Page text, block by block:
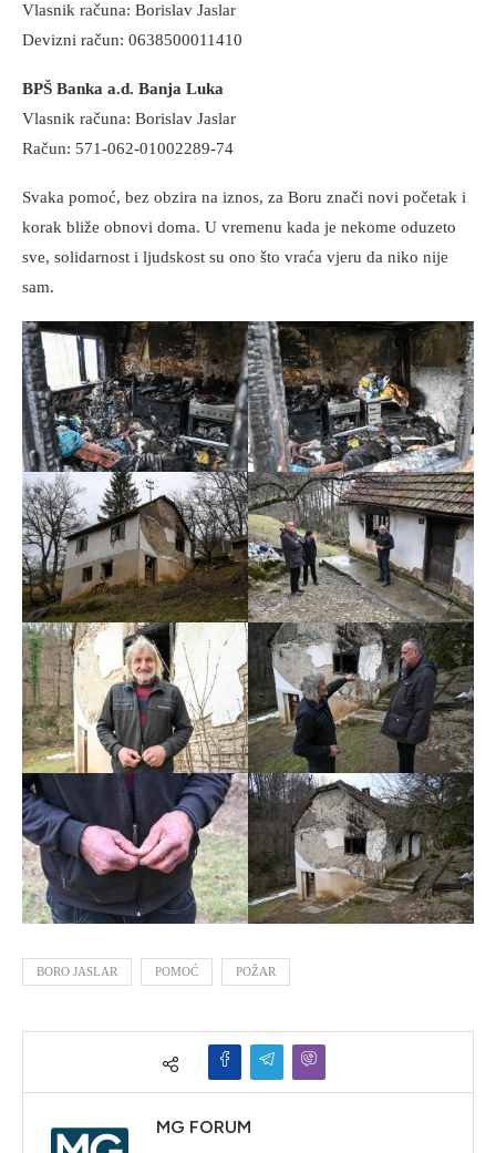
Vlasnik računa: Borislav Jaslar
Devizni račun: 0638500011410
BPŠ Banka a.d. Banja Luka
Vlasnik računa: Borislav Jaslar
Račun: 571-062-01002289-74
Svaka pomoć, bez obzira na iznos, za Boru znači novi početak i
korak bliže obnovi doma. U vremenu kada je nekome oduzeto
sve, solidarnost i ljudskost su ono što vraća vjeru da niko nije
sam.
BORO JASLAR POMOĆ POŽAR
MG FORUM